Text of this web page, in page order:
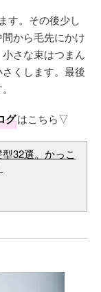
す。その後少し
から毛先にかけ
さな束はつまん
くします。最後
グはこちら▽
32選。かっこ